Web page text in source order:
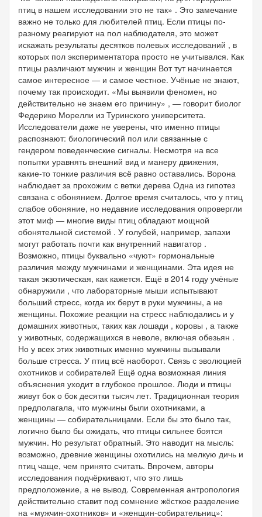
птиц в нашем исследовании это не так» . Это замечание
важно не только для любителей птиц. Если птицы по-
разному реагируют на пол наблюдателя, это может
искажать результаты десятков полевых исследований , в
которых пол экспериментатора просто не учитывался. Как
птицы различают мужчин и женщин Вот тут начинается
самое интересное — и самое честное. Учёные не знают,
почему так происходит. «Мы выявили феномен, но
действительно не знаем его причину» , — говорит биолог
Федерико Морелли из Туринского университета.
Исследователи даже не уверены, что именно птицы
распознают: биологический пол или связанные с
гендером поведенческие сигналы. Несмотря на все
попытки уравнять внешний вид и манеру движения,
какие-то тонкие различия всё равно оставались. Ворона
наблюдает за прохожим с ветки дерева Одна из гипотез
связана с обонянием. Долгое время считалось, что у птиц
слабое обоняние, но недавние исследования опровергли
этот миф — многие виды птиц обладают мощной
обонятельной системой . У голубей, например, запахи
могут работать почти как внутренний навигатор .
Возможно, птицы буквально «чуют» гормональные
различия между мужчинами и женщинами. Эта идея не
такая экзотическая, как кажется. Ещё в 2014 году учёные
обнаружили , что лабораторные мыши испытывают
больший стресс, когда их берут в руки мужчины, а не
женщины. Похожие реакции на стресс наблюдались и у
домашних животных, таких как лошади , коровы , а также
у животных, содержащихся в неволе, включая обезьян .
Но у всех этих животных именно мужчины вызывали
больше стресса. У птиц всё наоборот. Связь с эволюцией
охотников и собирателей Ещё одна возможная линия
объяснения уходит в глубокое прошлое. Люди и птицы
живут бок о бок десятки тысяч лет. Традиционная теория
предполагала, что мужчины были охотниками, а
женщины — собирательницами. Если бы это было так,
логично было бы ожидать, что птицы сильнее боятся
мужчин. Но результат обратный. Это наводит на мысль:
возможно, древние женщины охотились на мелкую дичь и
птиц чаще, чем принято считать. Впрочем, авторы
исследования подчёркивают, что это лишь
предположение, а не вывод. Современная антропология
действительно ставит под сомнение жёсткое разделение
на «мужчин-охотников» и «женщин-собирательниц»: